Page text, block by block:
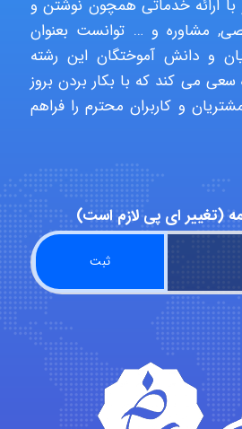
USER124
abolfazlkoshehe
abolfazlkoshehe
A.balandeh
شد و با ارائه خدماتی همچون نوشتن و
مشاوره و … توانست بعنوان
و دانش آموختگان این رشته
می کند که با بکار بردن بروز
و کاربران محترم را فراهم
(تغییر ای پی لازم است)